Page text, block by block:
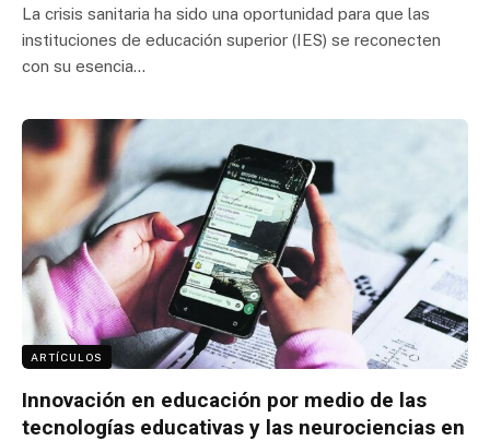
La crisis sanitaria ha sido una oportunidad para que las
instituciones de educación superior (IES) se reconecten
con su esencia…
ARTÍCULOS
Innovación en educación por medio de las
tecnologías educativas y las neurociencias en